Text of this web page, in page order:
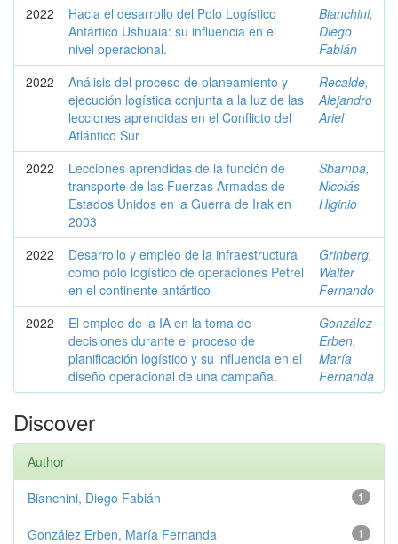
2022
Hacia el desarrollo del Polo Logístico
Antártico Ushuaia: su influencia en el
nivel operacional.
Bianchini,
Diego
Fabián
2022
Análisis del proceso de planeamiento y
ejecución logística conjunta a la luz de las
lecciones aprendidas en el Conflicto del
Atlántico Sur
Recalde,
Alejandro
Ariel
2022
Lecciones aprendidas de la función de
transporte de las Fuerzas Armadas de
Estados Unidos en la Guerra de Irak en
2003
Sbamba,
Nicolás
Higinio
2022
Desarrollo y empleo de la infraestructura
como polo logístico de operaciones Petrel
en el continente antártico
Grinberg,
Walter
Fernando
2022
El empleo de la IA en la toma de
decisiones durante el proceso de
planificación logístico y su influencia en el
diseño operacional de una campaña.
González
Erben,
María
Fernanda
Discover
Author
1
Bianchini, Diego Fabián
1
González Erben, María Fernanda